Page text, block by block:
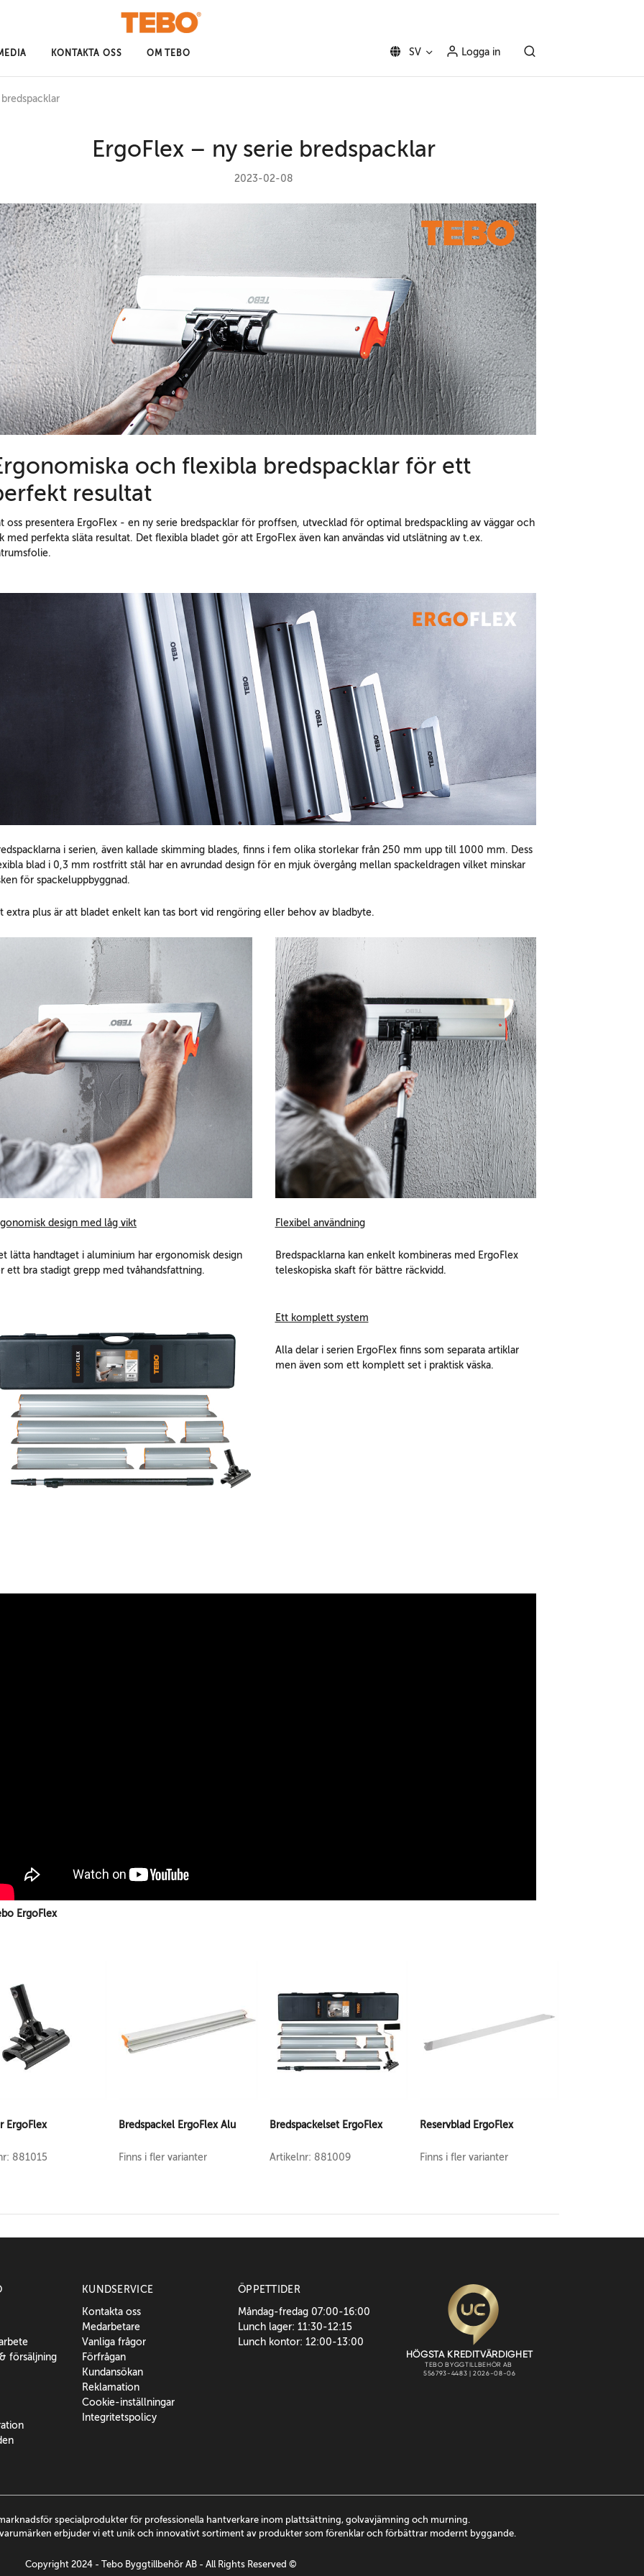
KONTAKTA OSS OM TEBO SV Logga in
ErgoFlex – ny serie bredspacklar
2023-02-08
och flexibla bredspacklar för ett
resultat
oss presentera ErgoFlex - en ny serie bredspacklar för proffsen, utvecklad för optimal bredspackling av väggar och
med perfekta släta resultat. Det flexibla bladet gör att ErgoFlex även kan användas vid utslätning av t.ex.
i serien, även kallade skimming blades, finns i fem olika storlekar från 250 mm upp till 1000 mm. Dess
blad i 0,3 mm rostfritt stål har en avrundad design för en mjuk övergång mellan spackeldragen vilket minskar
för spackeluppbyggnad.
extra plus är att bladet enkelt kan tas bort vid rengöring eller behov av bladbyte.
design med låg vikt
lätta handtaget i aluminium har ergonomisk design
ett bra stadigt grepp med tvåhandsfattning.
Flexibel användning
Bredspacklarna kan enkelt kombineras med ErgoFlex
teleskopiska skaft för bättre räckvidd.
Ett komplett system
Alla delar i serien ErgoFlex finns som separata artiklar
men även som ett komplett set i praktisk väska.
ErgoFlex
ErgoFlex
881015
Bredspackel ErgoFlex Alu
Finns i fler varianter
Bredspackelset ErgoFlex
Artikelnr: 881009
Reservblad ErgoFlex
Finns i fler varianter
försäljning
KUNDSERVICE
Kontakta oss
Medarbetare
Vanliga frågor
Förfrågan
Kundansökan
Reklamation
Cookie-inställningar
Integritetspolicy
ÖPPETTIDER
Måndag-fredag 07:00-16:00
Lunch lager: 11:30-12:15
Lunch kontor: 12:00-13:00
specialprodukter för professionella hantverkare inom plattsättning, golvavjämning och murning.
erbjuder vi ett unik och innovativt sortiment av produkter som förenklar och förbättrar modernt byggande.
Copyright 2024 - Tebo Byggtillbehõr AB - All Rights Reserved ©